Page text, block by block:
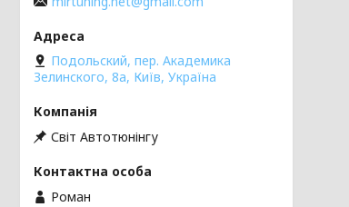
Подольский, пер. Академика
Зелинского, 8а, Київ, Україна
Світ Автотюнінгу
Роман